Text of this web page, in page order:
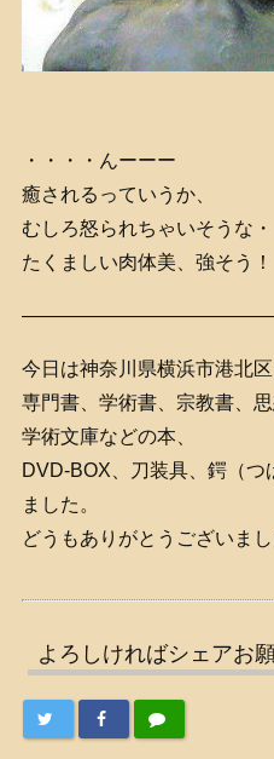
・・・・んーーー
癒されるっていうか、
むしろ怒られちゃいそうな
たくましい肉体美、強そう！
今日は神奈川県横浜市港北区
専門書、学術書、宗教書、
学術文庫などの本、
DVD-BOX、刀装具、鍔（つ
ました。
どうもありがとうございまし
よろしければシェアお